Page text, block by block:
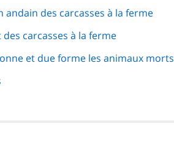
andain des carcasses à la ferme
carcasses à la ferme
et due forme les animaux morts